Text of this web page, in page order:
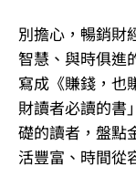
別擔心，暢銷財
智慧、與時俱進
寫成《賺錢，也
財讀者必讀的書
礎的讀者，盤點
活豐富、時間從